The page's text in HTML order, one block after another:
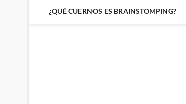
¿QUÉ CUERNOS ES BRAINSTOMPING?